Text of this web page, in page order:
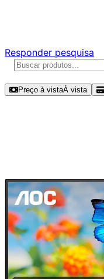
Responder pesquisa
Preço à vistaÀ vista